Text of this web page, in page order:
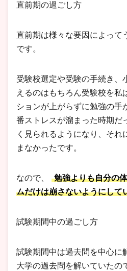
直前期の過ごし方
直前期は様々な要因によって
です。
受験校選定や受験の手続き、
えるのはもちろん受験校を私
ションが上がらずに勉強の手
番ストレスが溜まった時期だ
く見られるようになり、それ
まなかったです。
なので、
勉強よりも自分の
ムだけは崩さないようにして
試験期間中の過ごし方
試験期間中は過去問を中心に
大学の過去問を解いていたの